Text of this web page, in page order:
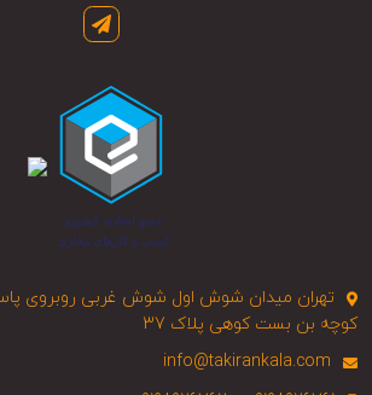
تهران میدان شوش اول شوش غربی روبروی پاساژ
کوچه بن بست کوهی پلاک 37
info@takirankala.com